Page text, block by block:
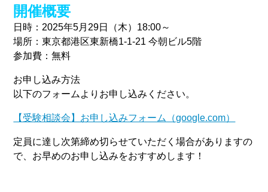
開催概要
日時：2025年5月29日（木）18:00～
場所：東京都港区東新橋1-1-21 今朝ビル5階
参加費：無料
お申し込み方法
以下のフォームよりお申し込みください。
【受験相談会】お申し込みフォーム（google.com）
定員に達し次第締め切らせていただく場合がありますの
で、お早めのお申し込みをおすすめします！